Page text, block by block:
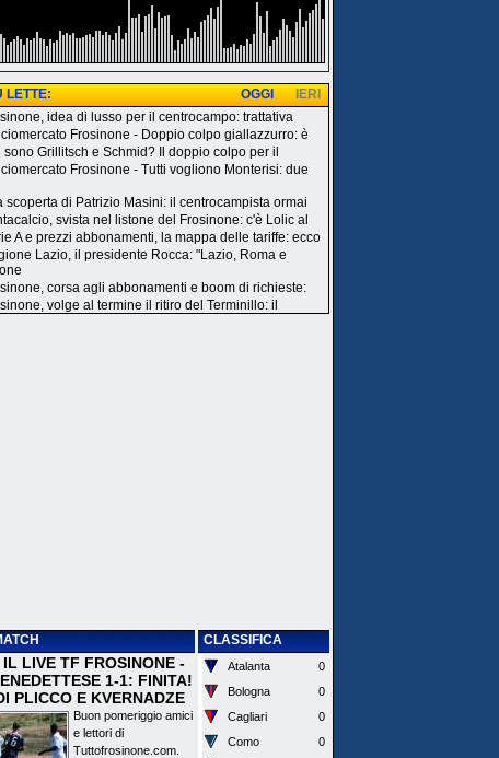
LETTE: IERI
OGGI
idea di lusso per il centrocampo: trattativa
Frosinone - Doppio colpo giallazzurro: è
sono Grillitsch e Schmid? Il doppio colpo per il
Frosinone - Tutti vogliono Monterisi: due
scoperta di Patrizio Masini: il centrocampista ormai
svista nel listone del Frosinone: c'è Lolic al
A e prezzi abbonamenti, la mappa delle tariffe: ecco
Lazio, il presidente Rocca: "Lazio, Roma e
corsa agli abbonamenti e boom di richieste:
volge al termine il ritiro del Terminillo: il
IL LIVE TF FROSINONE -
1-1: FINITA!
PLICCO E KVERNADZE
Buon pomeriggio amici
e lettori di
Tuttofrosinone.com.
CLASSIFICA
Atalanta
0
Bologna
0
Cagliari
0
Como
0